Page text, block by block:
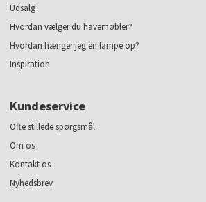
Udsalg
Hvordan vælger du havemøbler?
Hvordan hænger jeg en lampe op?
Inspiration
Kundeservice
Ofte stillede spørgsmål
Om os
Kontakt os
Nyhedsbrev